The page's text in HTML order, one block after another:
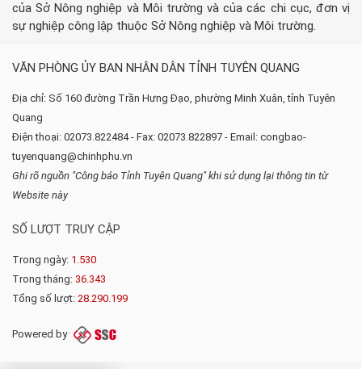
của Sở Nông nghiệp và Môi trường và của các chi cục, đơn vị
sự nghiệp công lập thuộc Sở Nông nghiệp và Môi trường.
VĂN PHÒNG ỦY BAN NHÂN DÂN TỈNH TUYÊN QUANG
Địa chỉ: Số 160 đường Trần Hưng Đạo, phường Minh Xuân, tỉnh Tuyên
Quang
Điện thoại: 02073.822484 - Fax: 02073.822897 - Email: congbao-
tuyenquang@chinhphu.vn
Ghi rõ nguồn "Công báo Tỉnh Tuyên Quang" khi sử dụng lại thông tin từ
Website này
SỐ LƯỢT TRUY CẬP
Trong ngày: 1.530
Trong tháng: 36.343
Tổng số lượt: 28.290.199
Powered by